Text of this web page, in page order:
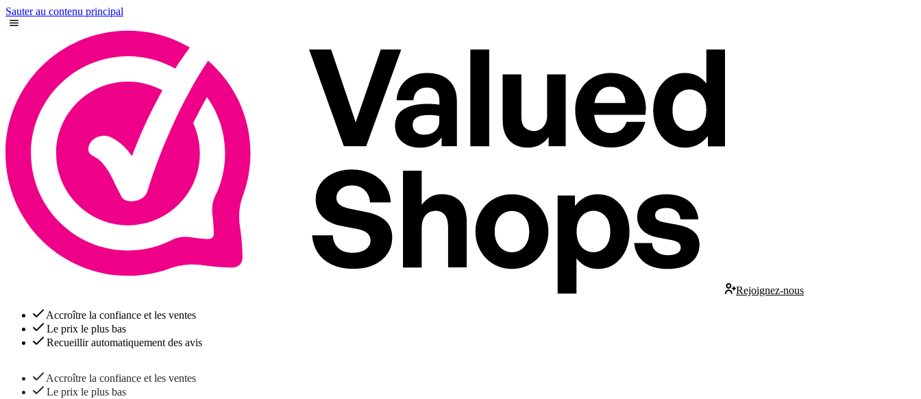
Sauter au contenu principal
Rejoignez-nous
Accroître la confiance et les ventes
Le prix le plus bas
Recueillir automatiquement des avis
Accroître la confiance et les ventes
Le prix le plus bas